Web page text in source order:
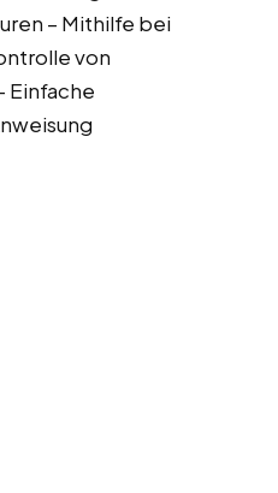
– Mithilfe bei
von
Einfache